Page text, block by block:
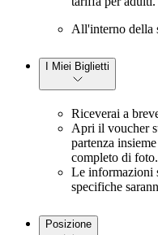
All'interno della
I Miei Biglietti
Riceverai a
Apri il voucher
partenza
completo di foto.
Le informazioni
specifiche
Posizione